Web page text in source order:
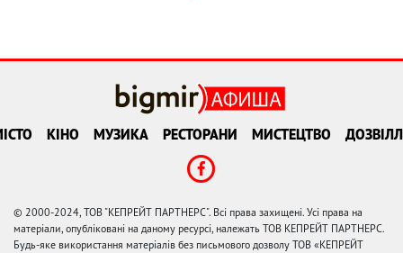
КІНО МУЗИКА РЕСТОРАНИ МИСТЕЦТВО
© 2000-2024, ТОВ "КЕПРЕЙТ ПАРТНЕРС". Всі права захищені. Усі права на
матеріали, опубліковані на даному ресурсі, належать ТОВ КЕПРЕЙТ ПАРТНЕРС.
Будь-яке використання матеріалів без письмового дозволу ТОВ «КЕПРЕЙТ